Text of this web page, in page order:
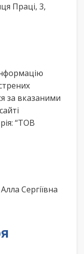
Праці, 3,
за вказаними
“ТОВ
Сергіївна